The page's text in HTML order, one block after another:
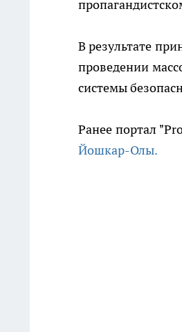
В результате
проведении
системы
Ранее портал
Йошкар-Олы.